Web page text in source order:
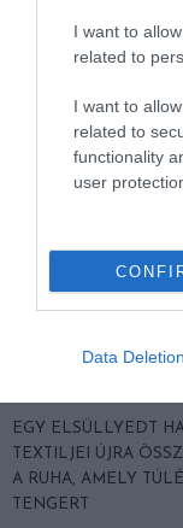
I want to
related to
I want to
related to
functionality
user
Data Deletion
MESEBELI
HASONLÓ
EGY ELSÜLLYEDT
TEXTILJEI ÚJRA
A RUHA, AMELY
TENGERT